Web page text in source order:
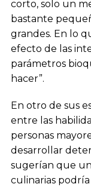
corto, solo un
bastante
grandes. En lo
efecto de las
parámetros
hacer”.
En otro de sus
entre las
personas
desarrollar
sugerían que
culinarias